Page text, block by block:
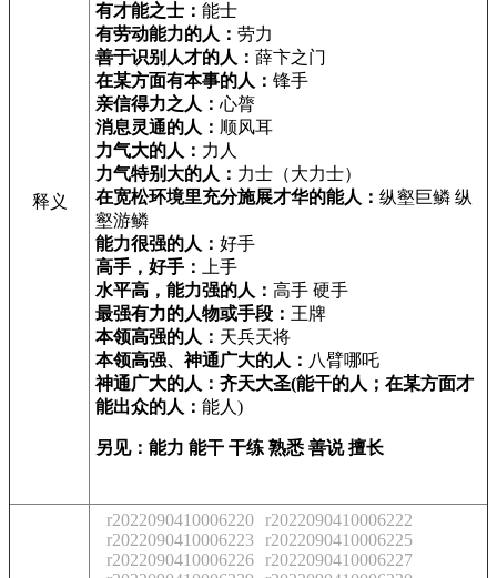
释义
有才能之士： 能士
有劳动能力的人： 劳力
善于识别人才的人： 薛卞之门
在某方面有本事的人： 锋手
亲信得力之人： 心膂
消息灵通的人： 顺风耳
力气大的人： 力人
力气特别大的人： 力士（大力士）
在宽松环境里充分施展才华的能人： 纵壑巨鳞 纵
壑游鳞
能力很强的人： 好手
高手，好手： 上手
水平高，能力强的人： 高手 硬手
最强有力的人物或手段： 王牌
本领高强的人： 天兵天将
本领高强、神通广大的人： 八臂哪吒
神通广大的人：齐天大圣(能干的人；在某方面才
能出众的人： 能人)
另见：能力 能干 干练 熟悉 善说 擅长
r2022090410006220 r2022090410006222
r2022090410006223 r2022090410006225
r2022090410006226 r2022090410006227